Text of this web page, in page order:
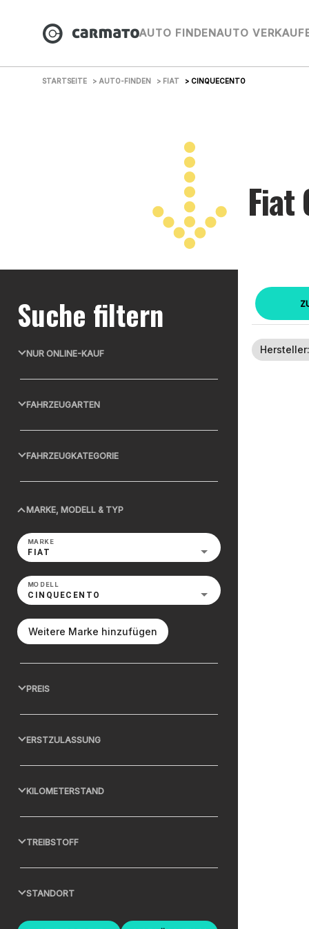
AUTO FINDENAUTO
STARTSEITE > AUTO-FINDEN > FIAT > CINQUECENTO
Fiat
Suche filtern
NUR ONLINE-KAUF
FAHRZEUGARTEN
FAHRZEUGKATEGORIE
MARKE, MODELL & TYP
FIAT
MARKE
CINQUECENTO
MODELL
Weitere Marke hinzufügen
PREIS
ERSTZULASSUNG
KILOMETERSTAND
TREIBSTOFF
STANDORT
Hersteller